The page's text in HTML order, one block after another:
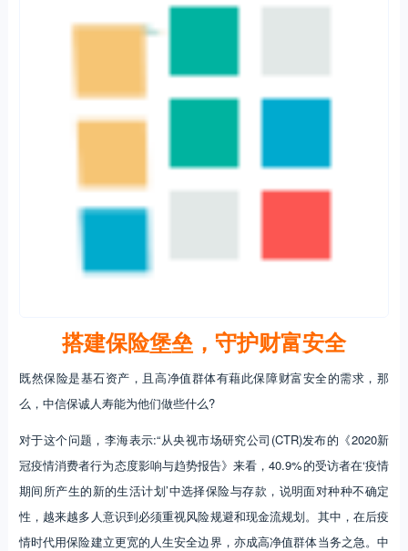
搭建保险堡垒，守护财富安全
既然保险是基石资产，且高净值群体有藉此保障财富安全的需求，那
么，中信保诚人寿能为他们做些什么?
对于这个问题，李海表示:“从央视市场研究公司(CTR)发布的《2020新
冠疫情消费者行为态度影响与趋势报告》来看，40.9%的受访者在‘疫情
期间所产生的新的生活计划’中选择保险与存款，说明面对种种不确定
性，越来越多人意识到必须重视风险规避和现金流规划。其中，在后疫
情时代用保险建立更宽的人生安全边界，亦成高净值群体当务之急。中